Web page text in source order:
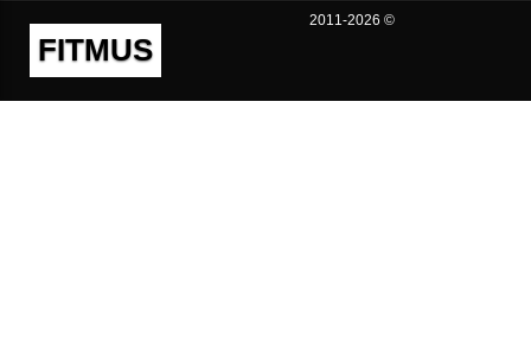
FITMUS
2011-2026 ©